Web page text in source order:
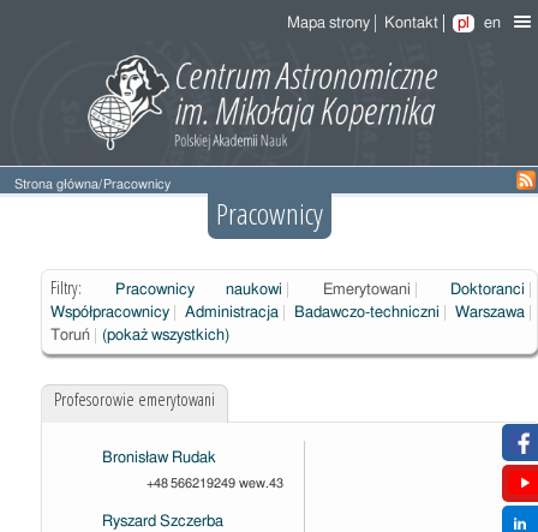
Mapa strony Kontakt pl en
Strona główna/ Pracownicy
Pracownicy
Filtry: Pracownicy naukowi Emerytowani
Doktoranci
Współpracownicy
Administracja Badawczo-techniczni
Warszawa
Toruń
(pokaż wszystkich)
Profesorowie emerytowani
Bronisław Rudak
+48 566219249 wew.43
Ryszard Szczerba